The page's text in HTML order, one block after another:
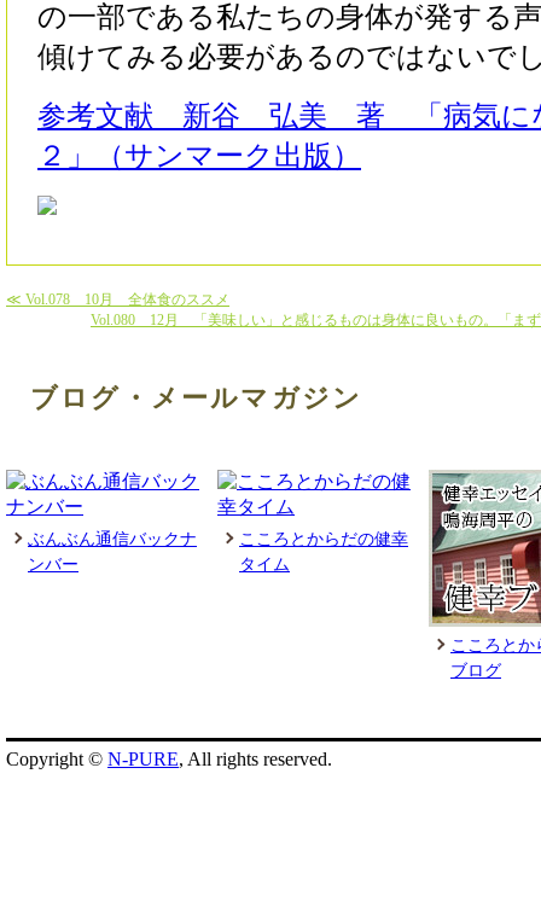
の一部である私たちの身体が発する
傾けてみる必要があるのではない
参考文献 新谷 弘美 著 「病気に
２」（サンマーク出版）
≪ Vol.078 10月 全体食のススメ
Vol.080 12月 「美味しい」と感じるものは身体に良いもの。「ま
ブログ・メールマガジン
ぶんぶん通信バックナ
ンバー
こころとからだの健幸
タイム
こころとか
ブログ
Copyright © N-PURE, All rights reserved.